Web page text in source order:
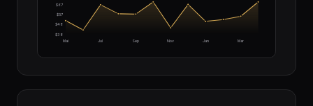
$38
$48
$57
$67
Mai Jul Sep Nov Jan Mar